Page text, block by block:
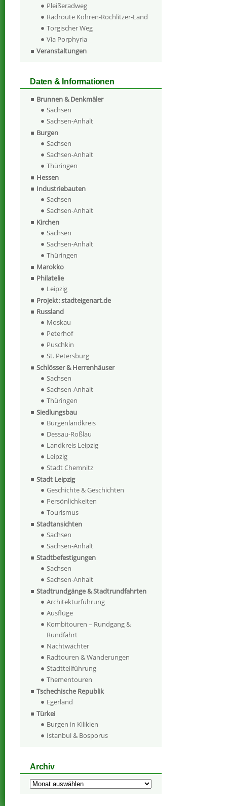
Pleißeradweg
Radroute Kohren-Rochlitzer-Land
Torgischer Weg
Via Porphyria
Veranstaltungen
Daten & Informationen
Brunnen & Denkmäler
Sachsen
Sachsen-Anhalt
Burgen
Sachsen
Sachsen-Anhalt
Thüringen
Hessen
Industriebauten
Sachsen
Sachsen-Anhalt
Kirchen
Sachsen
Sachsen-Anhalt
Thüringen
Marokko
Philatelie
Leipzig
Projekt: stadteigenart.de
Russland
Moskau
Peterhof
Puschkin
St. Petersburg
Schlösser & Herrenhäuser
Sachsen
Sachsen-Anhalt
Thüringen
Siedlungsbau
Burgenlandkreis
Dessau-Roßlau
Landkreis Leipzig
Leipzig
Stadt Chemnitz
Stadt Leipzig
Geschichte & Geschichten
Persönlichkeiten
Tourismus
Stadtansichten
Sachsen
Sachsen-Anhalt
Stadtbefestigungen
Sachsen
Sachsen-Anhalt
Stadtrundgänge & Stadtrundfahrten
Architekturführung
Ausflüge
Kombitouren – Rundgang &
Rundfahrt
Nachtwächter
Radtouren & Wanderungen
Stadtteilführung
Thementouren
Tschechische Republik
Egerland
Türkei
Burgen in Kilikien
Istanbul & Bosporus
Archiv
Archiv